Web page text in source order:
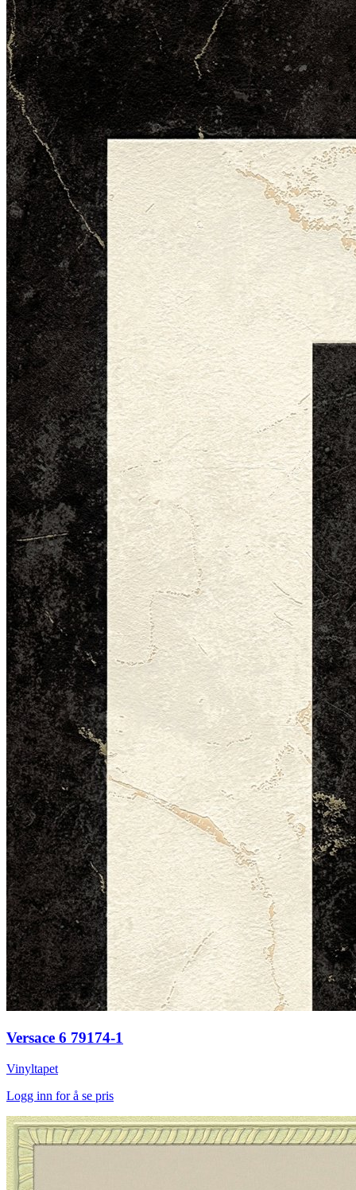
Versace 6 79174-1
Vinyltapet
Logg inn for å se pris